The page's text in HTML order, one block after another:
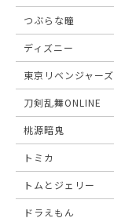
つぶらな瞳
ディズニー
東京リベンジャーズ
刀剣乱舞ONLINE
桃源暗鬼
トミカ
トムとジェリー
ドラえもん